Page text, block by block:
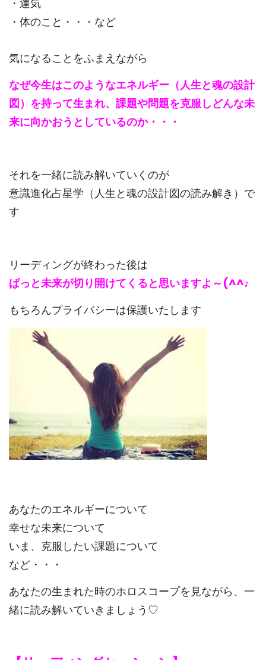
・運気
・体のこと・・・など
気になることをふまえながら
なぜ今生はこのようなエネルギー（人生と魂の設計
図）を持って生まれ、課題や問題を克服しどんな未
来に向かおうとしているのか・・・
それを一緒に読み解いていくのが
意識進化占星学（人生と魂の設計図の読み解き）で
す
リーディングが終わった後は
ぱっと未来が切り開けてくると思いますよ～(^^♪
もちろんプライバシーは保護いたします
あなたのエネルギーについて
幸せな未来について
いま、克服したい課題について
など・・・
あなたの生まれた時のホロスコープを見ながら、 一
緒に読み解いていきましょう♡